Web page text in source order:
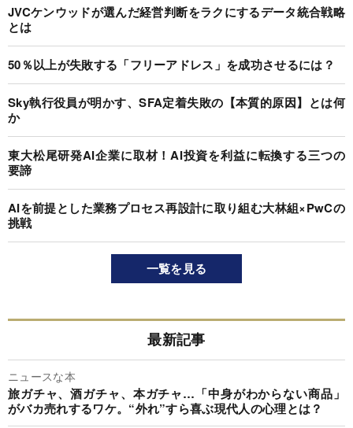
JVCケンウッドが選んだ経営判断をラクにするデータ統合戦略
とは
50％以上が失敗する「フリーアドレス」を成功させるには？
Sky執行役員が明かす、SFA定着失敗の【本質的原因】とは何
か
東大松尾研発AI企業に取材！AI投資を利益に転換する三つの
要諦
AIを前提とした業務プロセス再設計に取り組む大林組×PwCの
挑戦
一覧を見る
最新記事
ニュースな本
旅ガチャ、酒ガチャ、本ガチャ…「中身がわからない商品」
がバカ売れするワケ。“外れ”すら喜ぶ現代人の心理とは？